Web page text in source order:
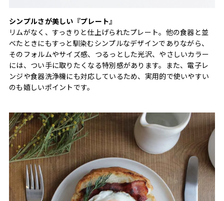
シンプルさが美しい『プレート』
リムがなく、すっきりと仕上げられたプレート。他の食器と並
べたときにもすっと馴染むシンプルなデザインでありながら、
そのフォルムやサイズ感、つるっとした光沢、やさしいカラー
には、つい手に取りたくなる特別感があります。また、電子レ
ンジや食器洗浄機にも対応しているため、実用的で使いやすい
のも嬉しいポイントです。